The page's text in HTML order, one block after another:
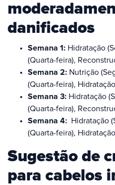
danificados
Semana 1: Hidratação
(Quarta-feira),
Semana 2: Nutrição
(Quarta-feira),
Semana 3: Hidratação
(Quarta-feira),
Semana 4:
Hidratação
(Quarta-feira),
Sugestão de
para cabelos